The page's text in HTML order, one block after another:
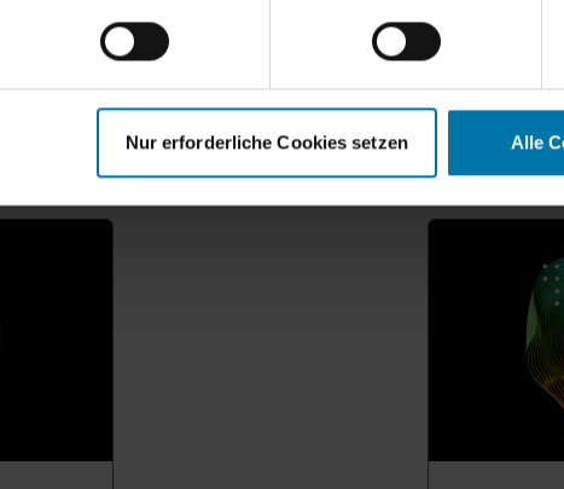
Nur erforderliche Cookies setzen Alle
Weiterführende Inhalte